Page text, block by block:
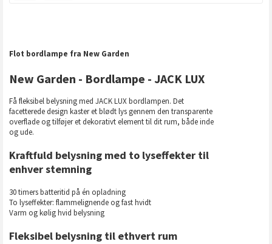
Flot bordlampe fra New Garden
New Garden - Bordlampe - JACK LUX
Få fleksibel belysning med JACK LUX bordlampen. Det
facetterede design kaster et blødt lys gennem den transparente
overflade og tilføjer et dekorativt element til dit rum, både inde
og ude.
Kraftfuld belysning med to lyseffekter til
enhver stemning
30 timers batteritid på én opladning
To lyseffekter: flammelignende og fast hvidt
Varm og kølig hvid belysning
Fleksibel belysning til ethvert rum